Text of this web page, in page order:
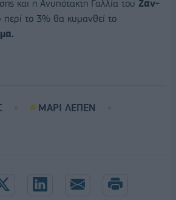
και η Ανυπότακτη Γαλλία του Ζαν-
περί το 3% θα κυμανθεί το
ΜΑΡΙ ΛΕΠΕΝ